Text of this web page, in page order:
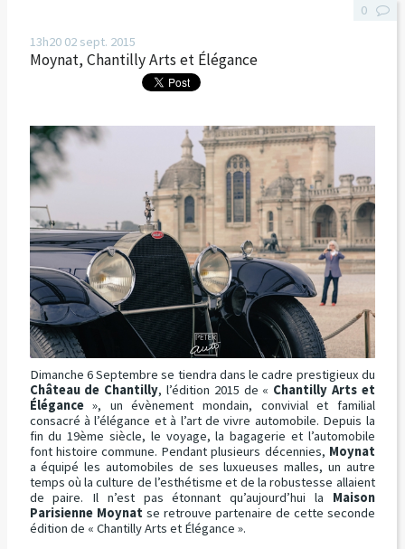
13h20 02 sept. 2015
Moynat, Chantilly Arts et Élégance
Dimanche 6 Septembre se tiendra dans le cadre prestigieux du
Château de Chantilly, l’édition 2015 de « Chantilly Arts et
Élégance», un évènement mondain, convivial et familial
consacré à l’élégance et à l’art de vivre automobile. Depuis la
fin du 19ème siècle, le voyage, la bagagerie et l’automobile
font histoire commune. Pendant plusieurs décennies, Moynat
a équipé les automobiles de ses luxueuses malles, un autre
temps où la culture de l’esthétisme et de la robustesse allaient
de paire. Il n’est pas étonnant qu’aujourd’hui la Maison
Parisienne Moynatse retrouve partenaire de cette seconde
édition de « Chantilly Arts et Élégance ».
0